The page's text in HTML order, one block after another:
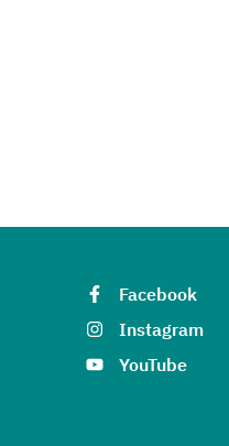
Facebook
Instagram
YouTube